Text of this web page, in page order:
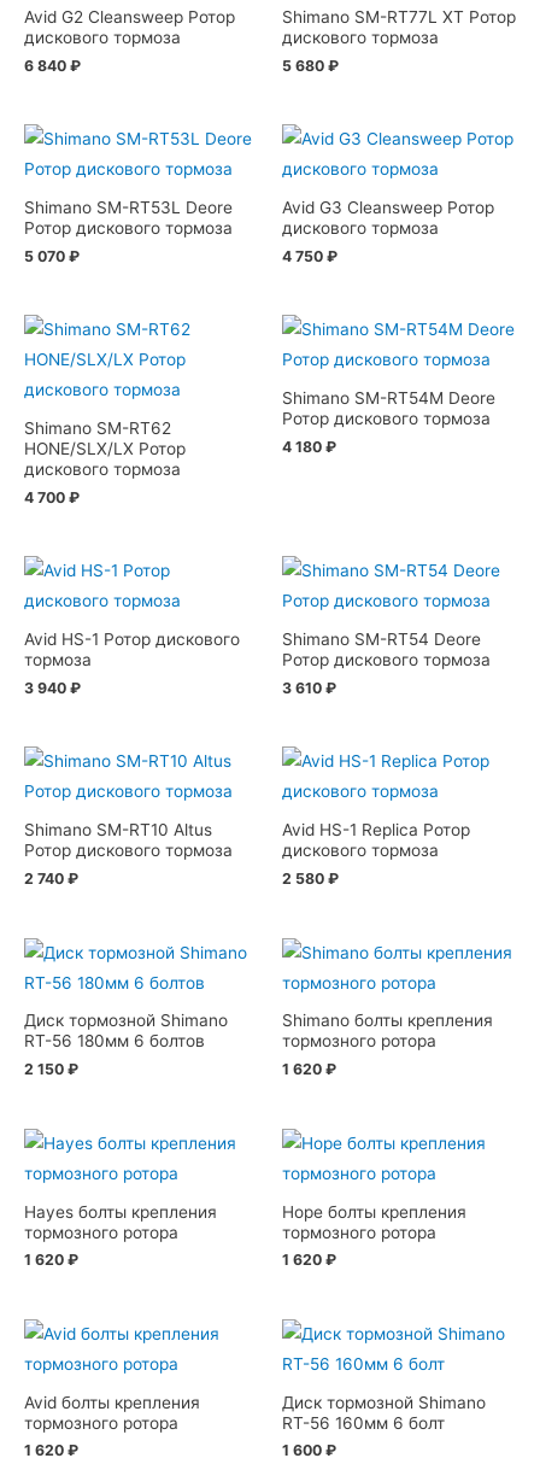
Avid G2 Cleansweep Ротор
дискового тормоза
6 840 ₽
Shimano SM-RT77L XT Ротор
дискового тормоза
5 680 ₽
Shimano SM-RT53L Deore
Ротор дискового тормоза
5 070 ₽
Avid G3 Cleansweep Ротор
дискового тормоза
4 750 ₽
Shimano SM-RT62
HONE/SLX/LX Ротор
дискового тормоза
4 700 ₽
Shimano SM-RT54M Deore
Ротор дискового тормоза
4 180 ₽
Avid HS-1 Ротор дискового
тормоза
3 940 ₽
Shimano SM-RT54 Deore
Ротор дискового тормоза
3 610 ₽
Shimano SM-RT10 Altus
Ротор дискового тормоза
2 740 ₽
Avid HS-1 Replica Ротор
дискового тормоза
2 580 ₽
Диск тормозной Shimano
RT-56 180мм 6 болтов
2 150 ₽
Shimano болты крепления
тормозного ротора
1 620 ₽
Hayes болты крепления
тормозного ротора
1 620 ₽
Hope болты крепления
тормозного ротора
1 620 ₽
Avid болты крепления
тормозного ротора
1 620 ₽
Диск тормозной Shimano
RT-56 160мм 6 болт
1 600 ₽